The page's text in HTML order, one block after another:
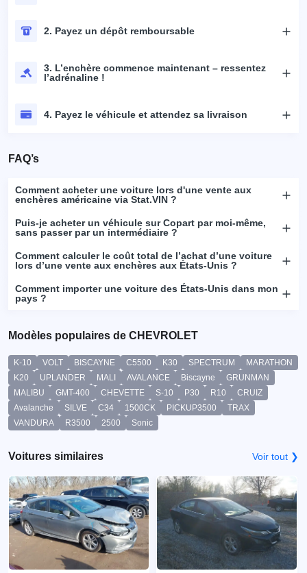
2. Payez un dépôt remboursable
3. L’enchère commence maintenant – ressentez
l’adrénaline !
4. Payez le véhicule et attendez sa livraison
FAQ’s
Comment acheter une voiture lors d'une vente aux
enchères américaine via Stat.VIN ?
Puis-je acheter un véhicule sur Copart par moi-même,
sans passer par un intermédiaire ?
Comment calculer le coût total de l’achat d’une voiture
lors d’une vente aux enchères aux États-Unis ?
Comment importer une voiture des États-Unis dans mon
pays ?
Modèles populaires de CHEVROLET
K-10 VOLT BISCAYNE C5500 K30 SPECTRUM
MARATHON
K20
UPLANDER MALI AVALANCE Biscayne
GRUNMAN
MALIBU
GMT-400 CHEVETTE S-10 P30 R10
CRUIZ
Avalanche
SILVE C34 1500CK PICKUP3500
TRAX
VANDURA
R3500 2500 Sonic
Voitures similaires Voir tout ❯